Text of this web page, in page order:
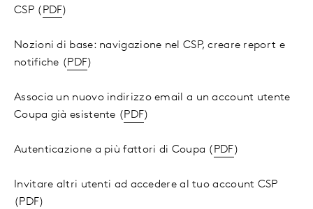
CSP (PDF)
Nozioni di base: navigazione nel CSP, creare report e
notifiche (PDF)
Associa un nuovo indirizzo email a un account utente
Coupa già esistente (PDF)
Autenticazione a più fattori di Coupa (PDF)
Invitare altri utenti ad accedere al tuo account CSP
(PDF)